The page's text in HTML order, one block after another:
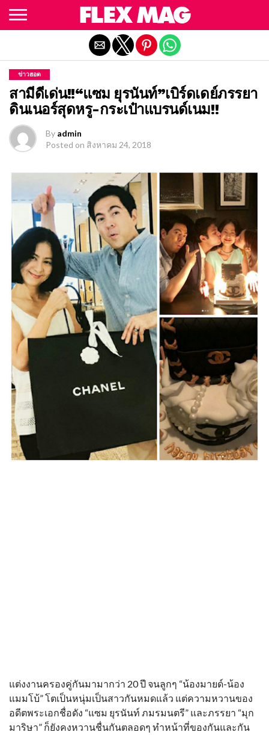
ข่าวฮอต
สามีดีเด่น!!“แซม ยุรนันท์”เบิร์ดเดย์ภรรยา
ดินเนอร์สุดหรู-กระเป๋าแบรนด์เนม!!
By admin
Posted on สิงหาคม 24, 2018
แต่งงานครองคู่กันมามากว่า 20 ปี จนลูกๆ “น้องมายด์-น้อง
แมมโบ้” โตเป็นหนุ่มเป็นสาวกันหมดแล้ว แต่ความหวานของ
อดีตพระเอกชื่อดัง “แซม ยุรนันท์ ภมรมนตรี” และภรรยา “มุก
มาริษา” ก็ยังคงหวานชื่นกันตลอดๆ ทำหน้าที่ของกันและกัน
Exit mobile version